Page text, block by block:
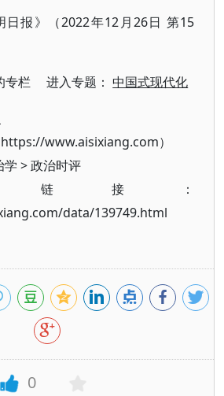
日报》（2022年12月26日 第15
专栏 进入专题：中国式现代化
www.aisixiang.com）
学 >政治时评
链接：
data/139749.html
0